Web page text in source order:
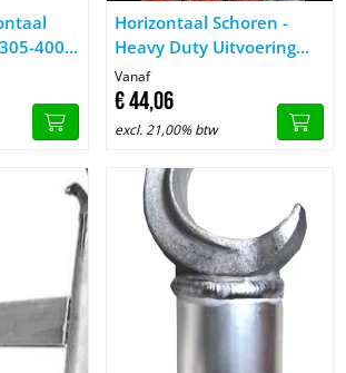
schoor 190-250-305-400 cm
400
Image Horizontaal Schoren -
Horizontaal Schoren -
Heavy Duty Uitvoering
190-250-305 cm
Vanaf
€44,06
excl. 21,00% btw